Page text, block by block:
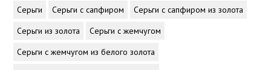
Серьги Серьги с сапфиром
Серьги с сапфиром из золота
Серьги из золота
Серьги с жемчугом
Серьги с жемчугом из белого золота